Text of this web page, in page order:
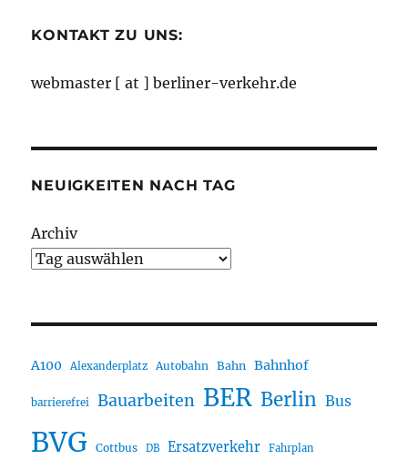
KONTAKT ZU UNS:
webmaster [ at ] berliner-verkehr.de
NEUIGKEITEN NACH TAG
Archiv
A100 Alexanderplatz Autobahn Bahn Bahnhof
barrierefrei Bauarbeiten BER Berlin Bus
BVG Cottbus DB Ersatzverkehr Fahrplan